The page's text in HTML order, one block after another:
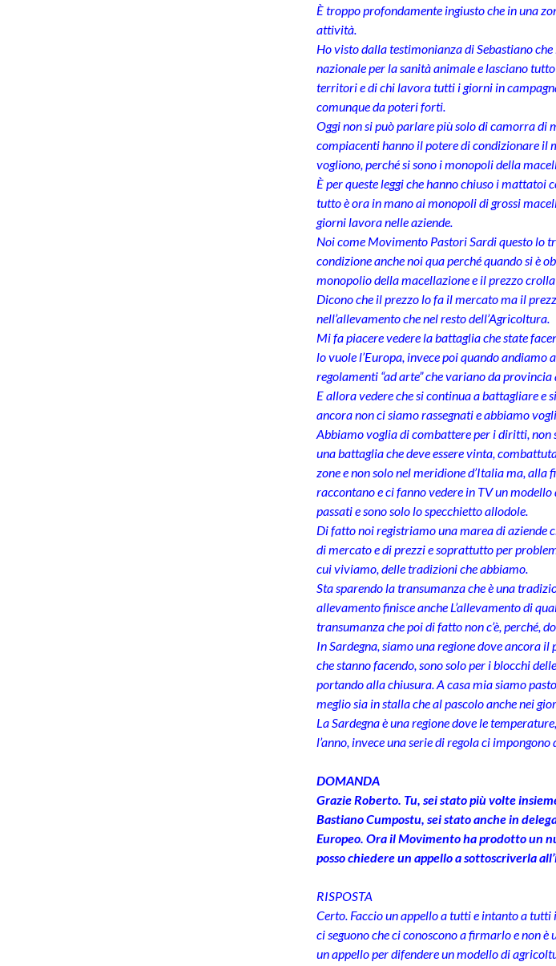
È troppo profondamente ingiusto che in una
attività.
Ho visto dalla testimonianza di Sebastiano
nazionale per la sanità animale e lasciano
territori e di chi lavora tutti i giorni in
comunque da poteri forti.
Oggi non si può parlare più solo di camorra di
compiacenti hanno il potere di condizionare il
vogliono, perché si sono i monopoli della
È per queste leggi che hanno chiuso i mattatoi
tutto è ora in mano ai monopoli di grossi
giorni lavora nelle aziende.
Noi come Movimento Pastori Sardi questo lo
condizione anche noi qua perché quando si è
monopolio della macellazione e il prezzo
Dicono che il prezzo lo fa il mercato ma il
nell’allevamento che nel resto dell’Agricoltura.
Mi fa piacere vedere la battaglia che state
lo vuole l’Europa, invece poi quando
regolamenti “ad arte” che variano da
E allora vedere che si continua a battagliare e
ancora non ci siamo rassegnati e abbiamo
Abbiamo voglia di combattere per i diritti, non
una battaglia che deve essere vinta,
zone e non solo nel meridione d’Italia ma, alla
raccontano e ci fanno vedere in TV un
passati e sono solo lo specchietto allodole.
Di fatto noi registriamo una marea di aziende
di mercato e di prezzi e soprattutto per
cui viviamo, delle tradizioni che abbiamo.
Sta sparendo la transumanza che è una
allevamento finisce anche L’allevamento di
transumanza che poi di fatto non c’è, perché,
In Sardegna, siamo una regione dove ancora
che stanno facendo, sono solo per i blocchi
portando alla chiusura. A casa mia siamo
meglio sia in stalla che al pascolo anche nei
La Sardegna è una regione dove le
l’anno, invece una serie di regola ci
DOMANDA
Grazie Roberto. Tu, sei stato più volte
Bastiano Cumpostu, sei stato anche in
Europeo. Ora il Movimento ha prodotto un
posso chiedere un appello a sottoscriverla
RISPOSTA
Certo. Faccio un appello a tutti e intanto a
ci seguono che ci conoscono a firmarlo e non
un appello per difendere un modello di